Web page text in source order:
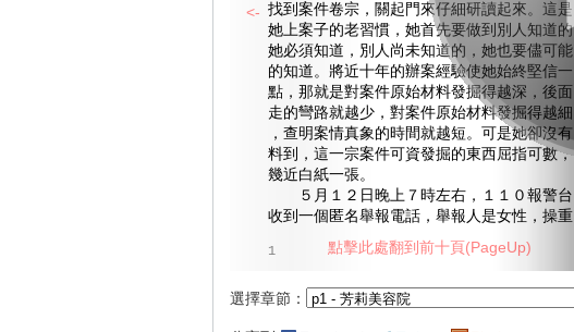
找到案件卷宗，關起門來仔細研讀起來。這是
她上案子的老習慣，她首先要做到別人知道的
她必須知道，別人尚未知道的，她也要儘可能
的知道。將近十年的辦案經驗使她始終堅信一
點，那就是對案件原始材料發掘得越深，後面
走的彎路就越少，對案件原始材料發掘得越細
，查明案情真象的時間就越短。可是她卻沒有
料到，這一宗案件可資發掘的東西屈指可數，
幾近白紙一張。
５月１２日晚上７時左右，１１０報警台
收到一個匿名舉報電話，舉報人是女性，操重
1
選擇章節：
點擊此處翻到前十頁(PageUp)
<-